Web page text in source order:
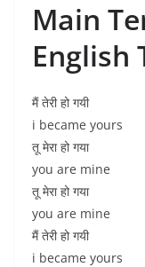
Main
English
मैं तेरी हो गयी
i became yours
तू मेरा हो गया
you are mine
तू मेरा हो गया
you are mine
मैं तेरी हो गयी
i became yours